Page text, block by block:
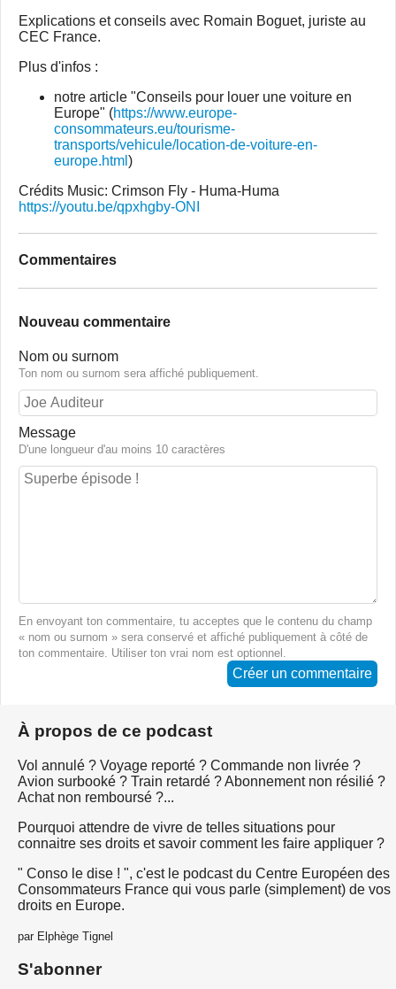
Explications et conseils avec Romain Boguet, juriste au
CEC France.
Plus d'infos :
notre article "Conseils pour louer une voiture en
Europe" (https://www.europe-
consommateurs.eu/tourisme-
transports/vehicule/location-de-voiture-en-
europe.html )
Crédits Music: Crimson Fly - Huma-Huma
https://youtu.be/qpxhgby-ONI
Commentaires
Nouveau commentaire
Nom ou surnom
Ton nom ou surnom sera affiché publiquement.
Message
D'une longueur d'au moins 10 caractères
En envoyant ton commentaire, tu acceptes que le contenu du champ
« nom ou surnom » sera conservé et affiché publiquement à côté de
ton commentaire. Utiliser ton vrai nom est optionnel.
Créer un commentaire
À propos de ce podcast
Vol annulé ? Voyage reporté ? Commande non livrée ?
Avion surbooké ? Train retardé ? Abonnement non résilié ?
Achat non remboursé ?...
Pourquoi attendre de vivre de telles situations pour
connaitre ses droits et savoir comment les faire appliquer ?
" Conso le dise ! ", c'est le podcast du Centre Européen des
Consommateurs France qui vous parle (simplement) de vos
droits en Europe.
par Elphège Tignel
S'abonner